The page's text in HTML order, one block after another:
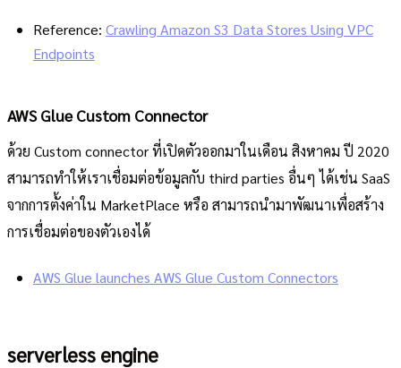
Reference: Crawling Amazon S3 Data Stores Using VPC
Endpoints
AWS Glue Custom Connector
ด้วย Custom connector ที่เปิดตัวออกมาในเดือน สิงหาคม ปี 2020
สามารถทำให้เราเชื่อมต่อข้อมูลกับ third parties อื่นๆ ได้เช่น SaaS
จากการตั้งค่าใน MarketPlace หรือ สามารถนำมาพัฒนาเพื่อสร้าง
การเชื่อมต่อของตัวเองได้
AWS Glue launches AWS Glue Custom Connectors
serverless engine